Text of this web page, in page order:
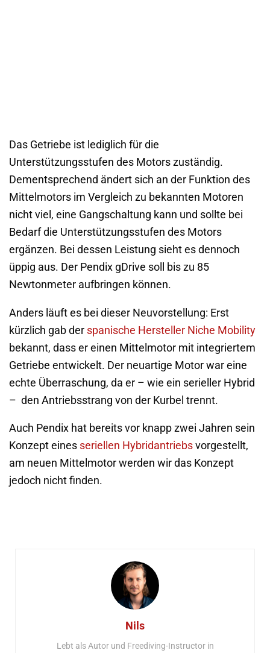
Das Getriebe ist lediglich für die
Unterstützungsstufen des Motors zuständig.
Dementsprechend ändert sich an der Funktion des
Mittelmotors im Vergleich zu bekannten Motoren
nicht viel, eine Gangschaltung kann und sollte bei
Bedarf die Unterstützungsstufen des Motors
ergänzen. Bei dessen Leistung sieht es dennoch
üppig aus. Der Pendix gDrive soll bis zu 85
Newtonmeter aufbringen können.
Anders läuft es bei dieser Neuvorstellung: Erst
kürzlich gab der spanische Hersteller Niche Mobility
bekannt, dass er einen Mittelmotor mit integriertem
Getriebe entwickelt. Der neuartige Motor war eine
echte Überraschung, da er – wie ein serieller Hybrid
– den Antriebsstrang von der Kurbel trennt.
Auch Pendix hat bereits vor knapp zwei Jahren sein
Konzept eines seriellen Hybridantriebs vorgestellt,
am neuen Mittelmotor werden wir das Konzept
jedoch nicht finden.
Nils
Lebt als Autor und Freediving-Instructor in